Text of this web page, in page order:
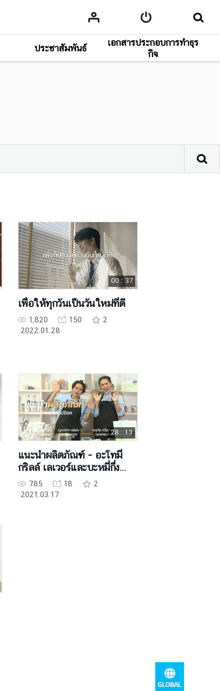
ประชาสัมพันธ์
เอกสารประกอบการทำธุร
กิจ
00 : 37
เพื่อให้ทุกวันเป็นวันใหม่ที่ดี
1,820 150
2
2022.01.28
28 : 13
แนะนำผลิตภัณฑ์ - อะโทมี่
กริลล์ เลเวอร์และบะหมี่กึ่ง
สำเร็จรูป
785 18
2
2021.03.17